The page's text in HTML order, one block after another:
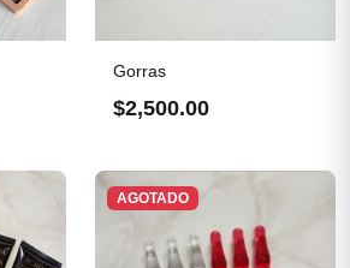
Gorras
$2,500.00
AGOTADO